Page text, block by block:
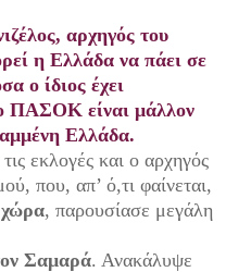
αρχηγός του
η Ελλάδα να πάει σε
ο ίδιος έχει
ΠΑΣΟΚ είναι μάλλον
Ελλάδα.
εκλογές και ο αρχηγός
που, απ’ ό,τι φαίνεται,
χώρα, παρουσίασε μεγάλη
Σαμαρά. Ανακάλυψε